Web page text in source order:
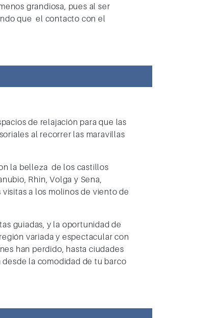
grandiosa, pues al ser
que el contacto con el
de relajación para que las
al recorrer las maravillas
la belleza de los castillos
Rhin, Volga y Sena
a los molinos de viento de
guiadas, y la oportunidad de
variada y espectacular con
han perdido, hasta ciudades
la comodidad de tu barco